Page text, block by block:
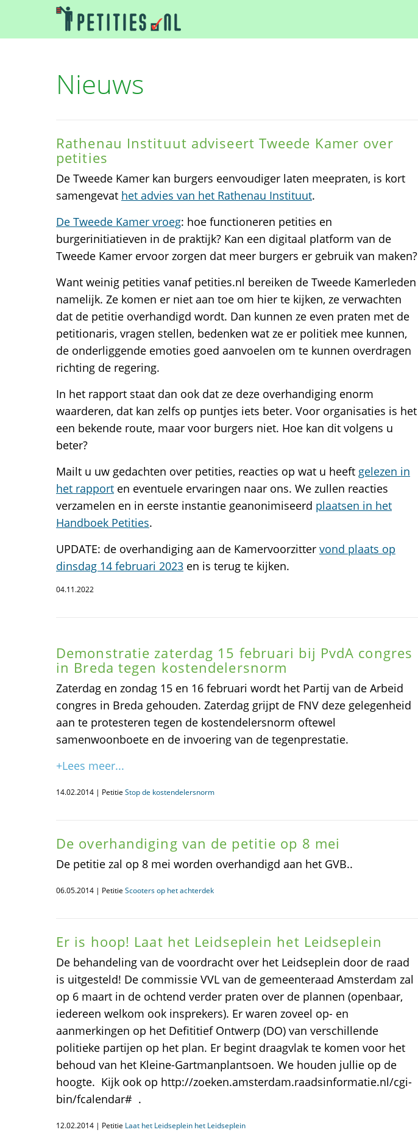
Nieuws
Rathenau Instituut adviseert Tweede Kamer over
petities
De Tweede Kamer kan burgers eenvoudiger laten meepraten, is kort
samengevat het advies van het Rathenau Instituut.
De Tweede Kamer vroeg: hoe functioneren petities en
burgerinitiatieven in de praktijk? Kan een digitaal platform van de
Tweede Kamer ervoor zorgen dat meer burgers er gebruik van maken?
Want weinig petities vanaf petities.nl bereiken de Tweede Kamerleden
namelijk. Ze komen er niet aan toe om hier te kijken, ze verwachten
dat de petitie overhandigd wordt. Dan kunnen ze even praten met de
petitionaris, vragen stellen, bedenken wat ze er politiek mee kunnen,
de onderliggende emoties goed aanvoelen om te kunnen overdragen
richting de regering.
In het rapport staat dan ook dat ze deze overhandiging enorm
waarderen, dat kan zelfs op puntjes iets beter. Voor organisaties is het
een bekende route, maar voor burgers niet. Hoe kan dit volgens u
beter?
Mailt u uw gedachten over petities, reacties op wat u heeft gelezen in
het rapport en eventuele ervaringen naar ons. We zullen reacties
verzamelen en in eerste instantie geanonimiseerd plaatsen in het
Handboek Petities.
UPDATE: de overhandiging aan de Kamervoorzitter vond plaats op
dinsdag 14 februari 2023 en is terug te kijken.
04.11.2022
Demonstratie zaterdag 15 februari bij PvdA congres
in Breda tegen kostendelersnorm
Zaterdag en zondag 15 en 16 februari wordt het Partij van de Arbeid
congres in Breda gehouden. Zaterdag grijpt de FNV deze gelegenheid
aan te protesteren tegen de kostendelersnorm oftewel
samenwoonboete en de invoering van de tegenprestatie.
+Lees meer...
14.02.2014 | Petitie Stop de kostendelersnorm
De overhandiging van de petitie op 8 mei
De petitie zal op 8 mei worden overhandigd aan het GVB..
06.05.2014 | Petitie Scooters op het achterdek
Er is hoop! Laat het Leidseplein het Leidseplein
De behandeling van de voordracht over het Leidseplein door de raad
is uitgesteld! De commissie VVL van de gemeenteraad Amsterdam zal
op 6 maart in de ochtend verder praten over de plannen (openbaar,
iedereen welkom ook insprekers). Er waren zoveel op- en
aanmerkingen op het Defititief Ontwerp (DO) van verschillende
politieke partijen op het plan. Er begint draagvlak te komen voor het
behoud van het Kleine-Gartmanplantsoen. We houden jullie op de
hoogte. Kijk ook op http://zoeken.amsterdam.raadsinformatie.nl/cgi-
bin/fcalendar# .
12.02.2014 | Petitie Laat het Leidseplein het Leidseplein